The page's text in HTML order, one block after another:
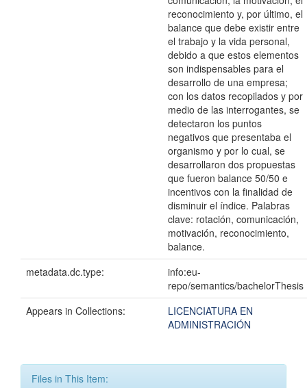
reconocimiento y, por último, el
balance que debe existir entre
el trabajo y la vida personal,
debido a que estos elementos
son indispensables para el
desarrollo de una empresa;
con los datos recopilados y por
medio de las interrogantes, se
detectaron los puntos
negativos que presentaba el
organismo y por lo cual, se
desarrollaron dos propuestas
que fueron balance 50/50 e
incentivos con la finalidad de
disminuir el índice. Palabras
clave: rotación, comunicación,
motivación, reconocimiento,
balance.
metadata.dc.type:
info:eu-
repo/semantics/bachelorThesis
Appears in Collections:
LICENCIATURA EN
ADMINISTRACIÓN
Files in This Item: